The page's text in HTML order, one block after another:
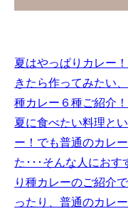
夏はやっぱりカレー
きたら作ってみたい
種カレー６種ご紹介！
夏に食べたい料理と
ー！でも普通のカレ
た･･･そんな人におす
り種カレーのご紹介
ったり、普通のカレ